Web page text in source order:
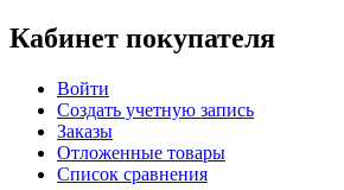
Кабинет покупателя
Войти
Создать учетную запись
Заказы
Отложенные товары
Список сравнения